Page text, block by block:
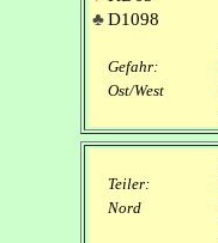
♣D1098
Gefahr:
Ost/West
Teiler:
Nord